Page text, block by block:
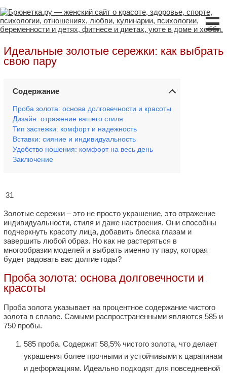
☰
Идеальные золотые сережки: как выбрать
свою пару
Содержание
Проба золота: основа долговечности и красоты
Дизайн: отражение вашего стиля
Тип застежки: комфорт и надежность
Вставки: сияние и индивидуальность
Удобство ношения: комфорт на весь день
Заключение
31
Золотые сережки – это не просто украшение, это отражение
индивидуальности, стиля и даже настроения. Они способны
подчеркнуть красоту лица, добавить блеска глазам и
завершить любой образ. Но как не растеряться в
многообразии моделей и выбрать именно ту пару, которая
будет радовать вас долгие годы?
Проба золота: основа долговечности и
красоты
Проба золота указывает на процентное содержание чистого
золота в сплаве. Самыми распространенными являются 585 и
750 пробы.
585 проба. Содержит 58,5% чистого золота, что делает
украшения более прочными и устойчивыми к царапинам
и деформациям. Идеально подходят для повседневной